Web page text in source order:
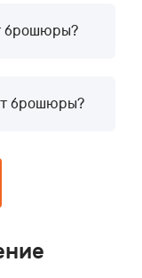
брошюры?
брошюры?